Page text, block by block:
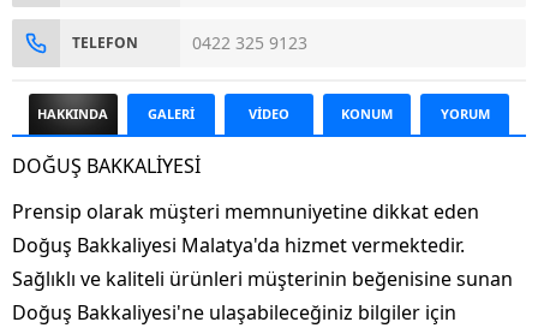
TELEFON 0422 325 9123
HAKKINDA GALERİ VİDEO KONUM YORUM
DOĞUŞ BAKKALİYESİ
Prensip olarak müşteri memnuniyetine dikkat eden
Doğuş Bakkaliyesi Malatya'da hizmet vermektedir.
Sağlıklı ve kaliteli ürünleri müşterinin beğenisine sunan
Doğuş Bakkaliyesi'ne ulaşabileceğiniz bilgiler için